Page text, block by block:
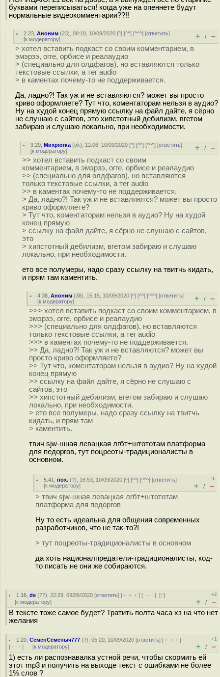
буквами переписываться! когда уже на опеннете будут
нормальные видеокомментарии??!!
2.23 ,Аноним (23), 09:18, 10/09/2020 [^] [^^] [^^^] [ответить]
[к модератору] + / –
> хотел вставить подкаст со своим комментарием, в
эмэрзэ, огге, орбисе и реалаудио
> (специально для олдфагов), но вставляются только
текстовые ссылки, а тег audio
> в каментах почему-то не поддерживается.
Да, ладно?! Так уж и не вставляются? может вы просто
криво оформляете? Тут что, коментаторам нельзя в аудио?
Ну на худой конец прямую ссылку на файл дайте, я сёрно
не слушаю с сайтов, это хипстотный дебилизм, вгетом
забираю и слушаю локально, при необходимости.
3.29 ,Михрютка (ok), 12:06, 10/09/2020 [^] [^^] [^^^] [ответить]
[к модератору] + / –
>> хотел вставить подкаст со своим
комментарием, в эмэрзэ, огге, орбисе и реалаудио
>> (специально для олдфагов), но вставляются
только текстовые ссылки, а тег audio
>> в каментах почему-то не поддерживается.
> Да, ладно?! Так уж и не вставляются? может вы просто
криво оформляете?
> Тут что, коментаторам нельзя в аудио? Ну на худой
конец прямую
> ссылку на файл дайте, я сёрно не слушаю с сайтов,
это
> хипстотный дебилизм, вгетом забираю и слушаю
локально, при необходимости.
ето все полумеры, надо сразу ссылку на твитчь кидать,
и прям там каментить.
4.38 ,Аноним (38), 15:15, 10/09/2020 [^] [^^] [^^^] [ответить]
[к модератору] + / –
>>> хотел вставить подкаст со своим комментарием, в
эмэрзэ, огге, орбисе и реалаудио
>>> (специально для олдфагов), но вставляются
только текстовые ссылки, а тег audio
>>> в каментах почему-то не поддерживается.
>> Да, ладно?! Так уж и не вставляются? может вы
просто криво оформляете?
>> Тут что, коментаторам нельзя в аудио? Ну на худой
конец прямую
>> ссылку на файл дайте, я сёрно не слушаю с
сайтов, это
>> хипстотный дебилизм, вгетом забираю и слушаю
локально, при необходимости.
> ето все полумеры, надо сразу ссылку на твитчь
кидать, и прям там
> каментить.
твич sjw-шная левацкая лгбт+штототам платформа
для педоргов, тут поцреоты-традиционалисты в
основном.
5.41 ,пох. (?), 16:53, 10/09/2020 [^] [^^] [^^^] [ответить]
[к модератору]
–1
+ / –
> твич sjw-шная левацкая лгбт+штототам
платформа для педоргов
Ну то есть идеальна для общения современных
разработчиков, что не так-то?!
> тут поцреоты-традиционалисты в основном
да хоть националпредатели-традиционалисты, код-
то писать не они же собираются.
1.16 ,de (??), 22:29, 09/09/2020 [ответить] [ ﹢﹢﹢] [ · · ·][↑]
[к модератору]
+2
+ / –
В тексте тоже самое будет? Тратить полта часа хз на что нет
желания
1.20 ,СеменСеменыч777 (?), 05:20, 10/09/2020 [ответить] [ ﹢﹢﹢]
[ · · · ] [к модератору]
+1
+ / –
1) есть ли распознавалка устной речи, чтобы скормить ей
этот mp3 и получить на выходе текст с ошибками не более
1% слов ?